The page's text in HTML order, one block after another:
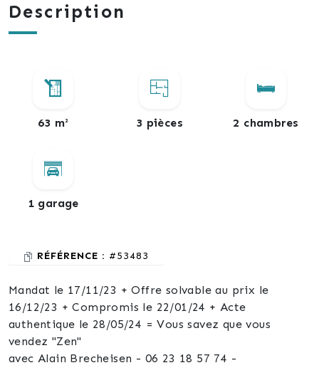
Description
63 m² 3 pièces 2 chambres
1 garage
RÉFÉRENCE : #53483
Mandat le 17/11/23 + Offre solvable au prix le
16/12/23 + Compromis le 22/01/24 + Acte
authentique le 28/05/24 = Vous savez que vous
vendez "Zen"
avec Alain Brecheisen - 06 23 18 57 74 -